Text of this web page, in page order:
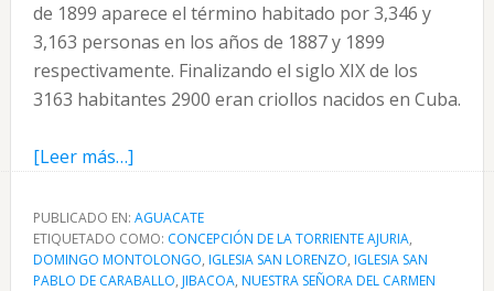
de 1899 aparece el término habitado por 3,346 y
3,163 personas en los años de 1887 y 1899
respectivamente. Finalizando el siglo XIX de los
3163 habitantes 2900 eran criollos nacidos en Cuba.
[Leer más…]acerca
Historia
de
Aguacate
PUBLICADO EN: AGUACATE
ETIQUETADO COMO: CONCEPCIÓN DE LA TORRIENTE AJURIA,
DOMINGO MONTOLONGO, IGLESIA SAN LORENZO, IGLESIA SAN
PABLO DE CARABALLO, JIBACOA, NUESTRA SEÑORA DEL CARMEN